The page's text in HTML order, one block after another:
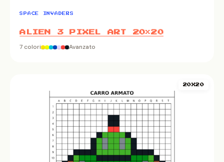
SPACE INVADERS
ALIEN 3 PIXEL ART 20×20
7 colori Avanzato
20X20